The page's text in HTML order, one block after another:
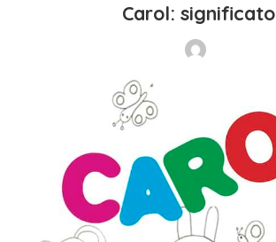
Carol: significato